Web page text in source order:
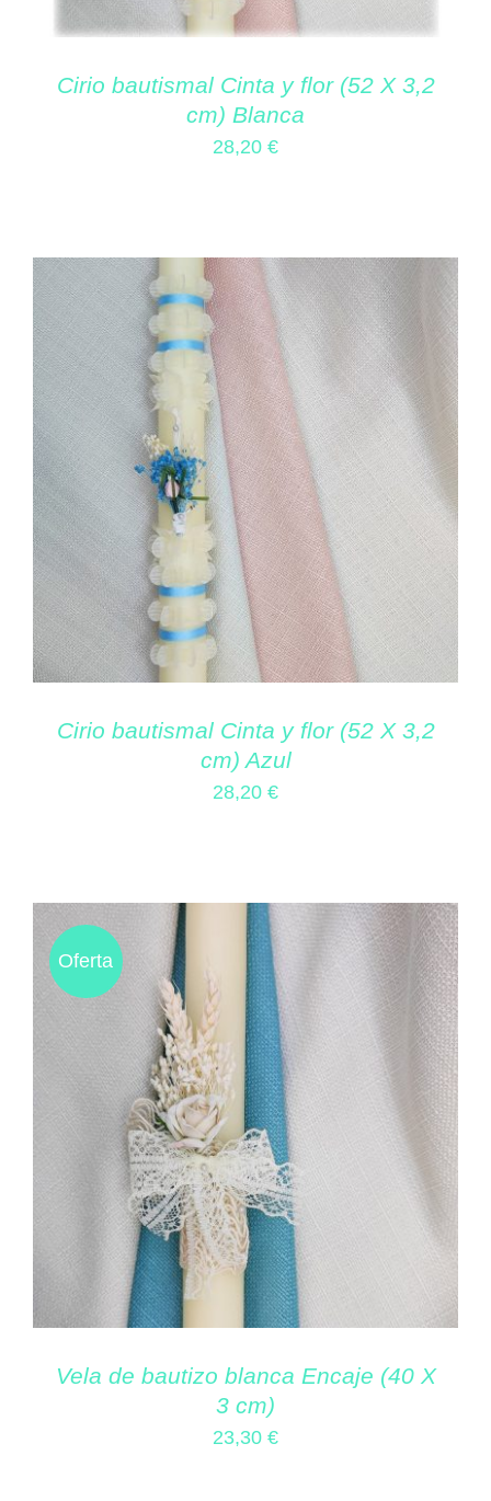
Cirio bautismal Cinta y flor (52 X 3,2
cm) Blanca
28,20 €
Cirio bautismal Cinta y flor (52 X 3,2
cm) Azul
28,20 €
Oferta
Vela de bautizo blanca Encaje (40 X
3 cm)
23,30 €